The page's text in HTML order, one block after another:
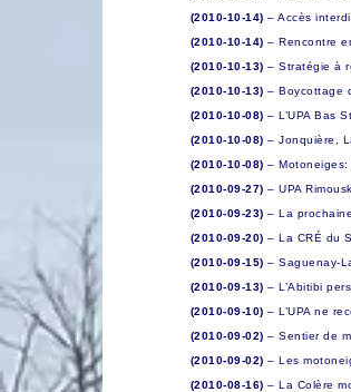
(2010-10-14) – Accès
(2010-10-14) – Rencontre
(2010-10-13) – Stratégie à
(2010-10-13) – Boycottage
(2010-10-08) – L’UPA Bas
(2010-10-08) – Jonquière,
(2010-10-08) – Motoneiges:
(2010-09-27) – UPA
(2010-09-23) – La
(2010-09-20) – La CRÉ du
(2010-09-15) – Saguenay-
(2010-09-13) – L’Abitibi
(2010-09-10) – L’UPA ne
(2010-09-02) – Sentier de
(2010-09-02) – Les
(2010-08-16) – La Colère